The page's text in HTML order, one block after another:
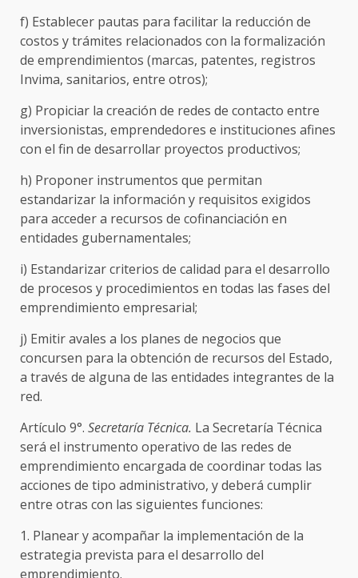
f) Establecer pautas para facilitar la reducción de
costos y trámites relacionados con la formalización
de emprendimientos (marcas, patentes, registros
Invima, sanitarios, entre otros);
g) Propiciar la creación de redes de contacto entre
inversionistas, emprendedores e instituciones afines
con el fin de desarrollar proyectos productivos;
h) Proponer instrumentos que permitan
estandarizar la información y requisitos exigidos
para acceder a recursos de cofinanciación en
entidades gubernamentales;
i) Estandarizar criterios de calidad para el desarrollo
de procesos y procedimientos en todas las fases del
emprendimiento empresarial;
j) Emitir avales a los planes de negocios que
concursen para la obtención de recursos del Estado,
a través de alguna de las entidades integrantes de la
red.
Artículo 9°. Secretaría Técnica. La Secretaría Técnica
será el instrumento operativo de las redes de
emprendimiento encargada de coordinar todas las
acciones de tipo administrativo, y deberá cumplir
entre otras con las siguientes funciones:
1. Planear y acompañar la implementación de la
estrategia prevista para el desarrollo del
emprendimiento.